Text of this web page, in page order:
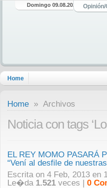
Domingo 09.08.2026
Home
Home » Archivos
Noticia con tags
EL REY MOMO PASARÁ
“Vení al desfile de
Escrita on 4 Feb, 2013 en
Le�da 1.521 veces | 0